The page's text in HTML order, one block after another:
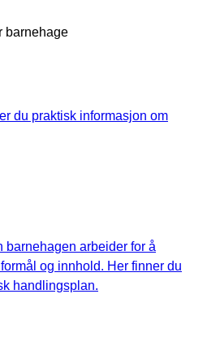
barnehage
du praktisk informasjon om
barnehagen arbeider for å
og innhold. Her finner du
handlingsplan.